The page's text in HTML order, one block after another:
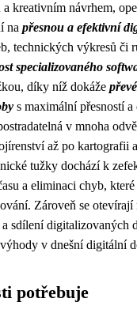
kreativním návrhem,
na přesnou a efektivní
technických výkresů či
specializovaného
díky níž dokáže
s maximální přesností a
v mnoha
až po kartografii
tužky dochází k
a eliminaci chyb,
Zároveň se otevírají
sdílení digitalizovaných
v dnešní digitální
potřebuje